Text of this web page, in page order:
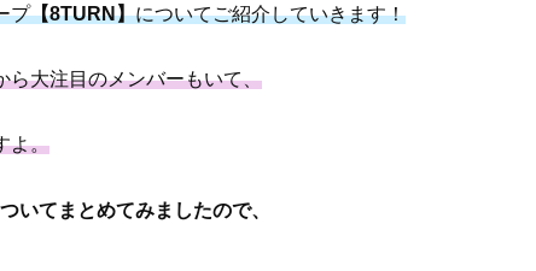
プ【8TURN】についてご紹介していきます！
ら大注目のメンバーもいて、
よ。
いてまとめてみましたので、